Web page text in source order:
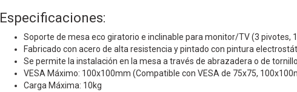
Especificaciones:
Soporte de mesa eco giratorio e inclinable para monitor/TV (3 pivotes,
Fabricado con acero de alta resistencia y pintado con pintura
Se permite la instalación en la mesa a través de abrazadera o de
VESA Máximo: 100x100mm (Compatible con VESA de 75x75,
Carga Máxima: 10kg